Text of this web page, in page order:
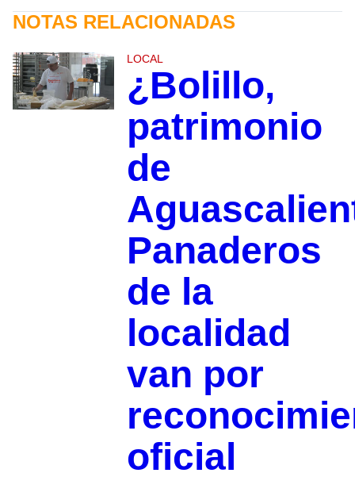
NOTAS RELACIONADAS
LOCAL
¿Bolillo,
patrimonio
de
Panaderos
de la
localidad
van por
oficial